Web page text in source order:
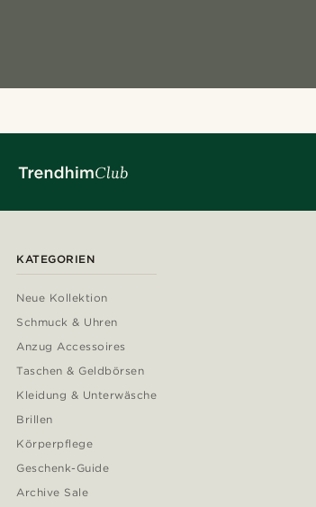
KATEGORIEN
Neue Kollektion
Schmuck & Uhren
Anzug Accessoires
Taschen & Geldbörsen
Kleidung & Unterwäsche
Brillen
Körperpflege
Geschenk-Guide
Archive Sale